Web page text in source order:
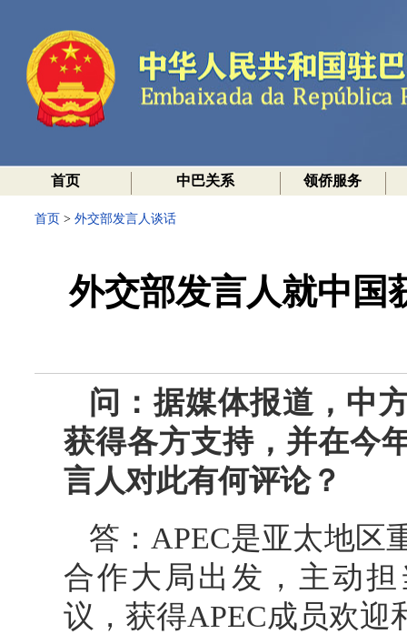
首页 中巴关系 领侨服务
首页 > 外交部发言人谈话
外交部发言人就中国
问：据媒体报道，中
获得各方支持，并在今
言人对此有何评论？
答：APEC是亚太地区
合作大局出发，主动担
议，获得APEC成员欢迎